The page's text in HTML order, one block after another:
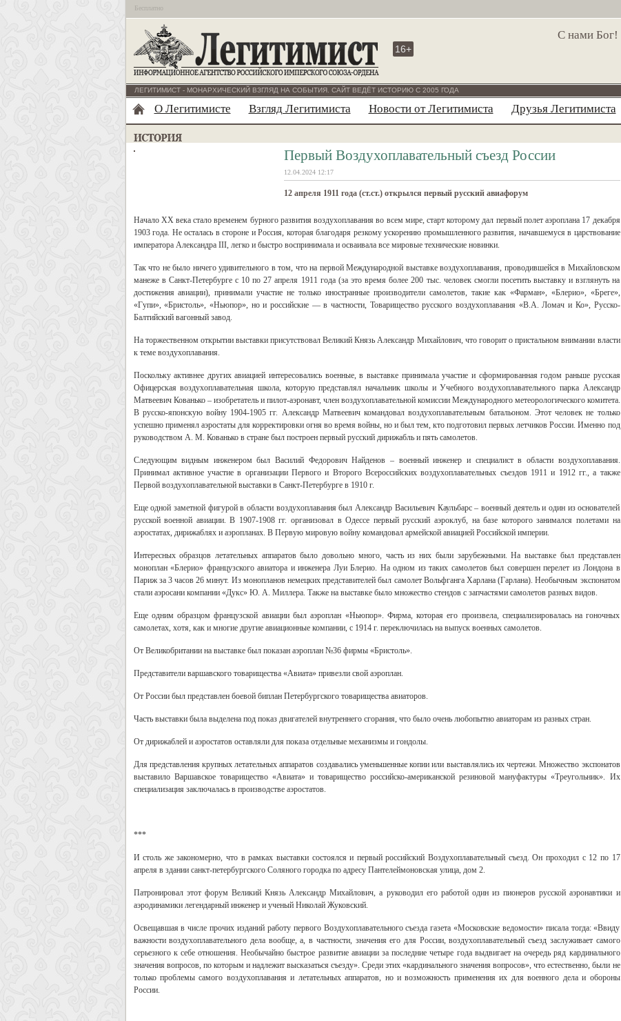
Бесплатно
С нами Бог!
16+
ЛЕГИТИМИСТ - МОНАРХИЧЕСКИЙ ВЗГЛЯД НА СОБЫТИЯ. САЙТ ВЕДЁТ ИСТОРИЮ С 2005 ГОДА
О Легитимисте Взгляд Легитимиста Новости от Легитимиста Друзья Легитимиста
Первый Воздухоплавательный съезд России
12.04.2024 12:17
12 апреля 1911 года (ст.ст.) открылся первый русский авиафорум
Начало ХХ века стало временем бурного развития воздухоплавания во всем мире, старт которому дал первый полет аэроплана 17 декабря
1903 года. Не осталась в стороне и Россия, которая благодаря резкому ускорению промышленного развития, начавшемуся в царствование
императора Александра III, легко и быстро воспринимала и осваивала все мировые технические новинки.
Так что не было ничего удивительного в том, что на первой Международной выставке воздухоплавания, проводившейся в Михайловском
манеже в Санкт-Петербурге с 10 по 27 апреля 1911 года (за это время более 200 тыс. человек смогли посетить выставку и взглянуть на
достижения авиации), принимали участие не только иностранные производители самолетов, такие как «Фарман», «Блерио», «Бреге»,
«Гупи», «Бристоль», «Ньюпор», но и российские — в частности, Товарищество русского воздухоплавания «В.А. Ломач и Ко», Русско-
Балтийский вагонный завод.
На торжественном открытии выставки присутствовал Великий Князь Александр Михайлович, что говорит о пристальном внимании власти
к теме воздухоплавания.
Поскольку активнее других авиацией интересовались военные, в выставке принимала участие и сформированная годом раньше русская
Офицерская воздухоплавательная школа, которую представлял начальник школы и Учебного воздухоплавательного парка Александр
Матвеевич Кованько – изобретатель и пилот-аэронавт, член воздухоплавательной комиссии Международного метеорологического комитета.
В русско-японскую войну 1904-1905 гг. Александр Матвеевич командовал воздухоплавательным батальоном. Этот человек не только
успешно применял аэростаты для корректировки огня во время войны, но и был тем, кто подготовил первых летчиков России. Именно под
руководством А. М. Кованько в стране был построен первый русский дирижабль и пять самолетов.
Следующим видным инженером был Василий Федорович Найденов – военный инженер и специалист в области воздухоплавания.
Принимал активное участие в организации Первого и Второго Всероссийских воздухоплавательных съездов 1911 и 1912 гг., а также
Первой воздухоплавательной выставки в Санкт-Петербурге в 1910 г.
Еще одной заметной фигурой в области воздухоплавания был Александр Васильевич Каульбарс – военный деятель и один из основателей
русской военной авиации. В 1907-1908 гг. организовал в Одессе первый русский аэроклуб, на базе которого занимался полетами на
аэростатах, дирижаблях и аэропланах. В Первую мировую войну командовал армейской авиацией Российской империи.
Интересных образцов летательных аппаратов было довольно много, часть из них были зарубежными. На выставке был представлен
моноплан «Блерио» французского авиатора и инженера Луи Блерио. На одном из таких самолетов был совершен перелет из Лондона в
Париж за 3 часов 26 минут. Из монопланов немецких представителей был самолет Вольфганга Харлана (Гарлана). Необычным экспонатом
стали аэросани компании «Дукс» Ю. А. Миллера. Также на выставке было множество стендов с запчастями самолетов разных видов.
Еще одним образцом французской авиации был аэроплан «Ньюпор». Фирма, которая его произвела, специализировалась на гоночных
самолетах, хотя, как и многие другие авиационные компании, с 1914 г. переключилась на выпуск военных самолетов.
От Великобритании на выставке был показан аэроплан №36 фирмы «Бристоль».
Представители варшавского товарищества «Авиата» привезли свой аэроплан.
От России был представлен боевой биплан Петербургского товарищества авиаторов.
Часть выставки была выделена под показ двигателей внутреннего сгорания, что было очень любопытно авиаторам из разных стран.
От дирижаблей и аэростатов оставляли для показа отдельные механизмы и гондолы.
Для представления крупных летательных аппаратов создавались уменьшенные копии или выставлялись их чертежи. Множество экспонатов
выставило Варшавское товарищество «Авиата» и товарищество российско-американской резиновой мануфактуры «Треугольник». Их
специализация заключалась в производстве аэростатов.
***
И столь же закономерно, что в рамках выставки состоялся и первый российский Воздухоплавательный съезд. Он проходил с 12 по 17
апреля в здании санкт-петербургского Соляного городка по адресу Пантелеймоновская улица, дом 2.
Патронировал этот форум Великий Князь Александр Михайлович, а руководил его работой один из пионеров русской аэронавтики и
аэродинамики легендарный инженер и ученый Николай Жуковский.
Освещавшая в числе прочих изданий работу первого Воздухоплавательного съезда газета «Московские ведомости» писала тогда: «Ввиду
важности воздухоплавательного дела вообще, а, в частности, значения его для России, воздухоплавательный съезд заслуживает самого
серьезного к себе отношения. Необычайно быстрое развитие авиации за последние четыре года выдвигает на очередь ряд кардинального
значения вопросов, по которым и надлежит высказаться съезду». Среди этих «кардинального значения вопросов», что естественно, были не
только проблемы самого воздухоплавания и летательных аппаратов, но и возможность применения их для военного дела и обороны
России.
Свидетельство